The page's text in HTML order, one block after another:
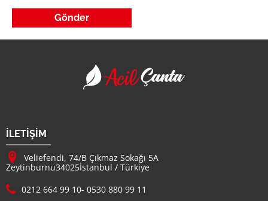
İLETİŞİM
Adresimiz :
Veliefendi, 74/B Çıkmaz Sokağı 5A
Zeytinburnu34025İstanbul / Türkiye
Telefon :
0212 664 99 10- 0530 880 99 11